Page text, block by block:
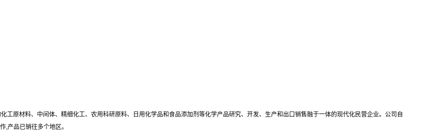
工原材料、中间体、精细化工、农用科研原料、日用化学品和食品添加剂等化学产品研究、开发、生产和出口销售融于一体的现代化民营企业。公司自
,产品已销往多个地区。